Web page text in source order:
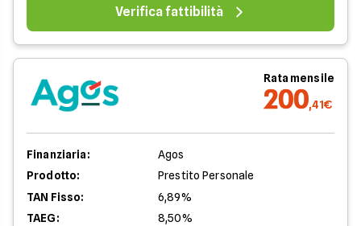
Verifica fattibilità
Rata mensile
200,41€
Finanziaria:
Agos
Prodotto:
Prestito Personale
TAN Fisso:
6,89%
TAEG:
8,50%